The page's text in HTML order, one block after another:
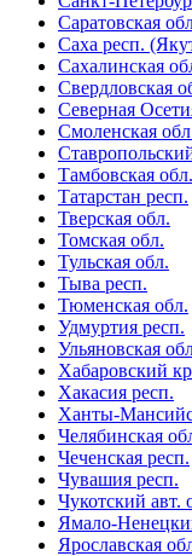
Саратовская
Саха респ.
Сахалинская
Свердловская
Северная
Смоленская
Тамбовская обл.
Татарстан респ.
Тверская обл.
Томская обл.
Тульская обл.
Тыва респ.
Тюменская обл.
Удмуртия респ.
Ульяновская
Хабаровский
Хакасия респ.
Ханты-
Челябинская
Чеченская респ.
Чувашия респ.
Чукотский авт.
Ямало-
Ярославская